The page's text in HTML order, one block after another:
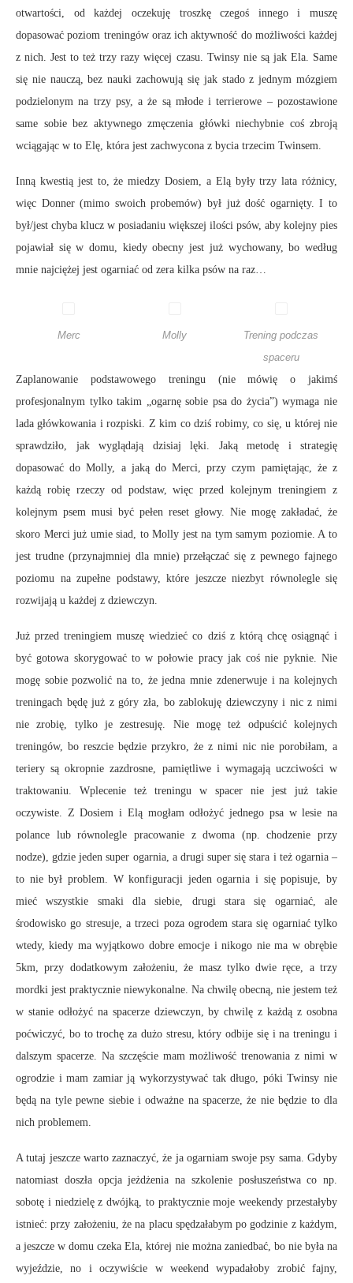
otwartości, od każdej oczekuję troszkę czegoś innego i muszę
dopasować poziom treningów oraz ich aktywność do możliwości każdej
z nich. Jest to też trzy razy więcej czasu. Twinsy nie są jak Ela. Same
się nie nauczą, bez nauki zachowują się jak stado z jednym mózgiem
podzielonym na trzy psy, a że są młode i terrierowe – pozostawione
same sobie bez aktywnego zmęczenia główki niechybnie coś zbroją
wciągając w to Elę, która jest zachwycona z bycia trzecim Twinsem.
Inną kwestią jest to, że miedzy Dosiem, a Elą były trzy lata różnicy,
więc Donner (mimo swoich probemów) był już dość ogarnięty. I to
był/jest chyba klucz w posiadaniu większej ilości psów, aby kolejny pies
pojawiał się w domu, kiedy obecny jest już wychowany, bo według
mnie najciężej jest ogarniać od zera kilka psów na raz…
Merc Molly
Trening podczas
spaceru
Zaplanowanie podstawowego treningu (nie mówię o jakimś
profesjonalnym tylko takim „ogarnę sobie psa do życia”) wymaga nie
lada główkowania i rozpiski. Z kim co dziś robimy, co się, u której nie
sprawdziło, jak wyglądają dzisiaj lęki. Jaką metodę i strategię
dopasować do Molly, a jaką do Merci, przy czym pamiętając, że z
każdą robię rzeczy od podstaw, więc przed kolejnym treningiem z
kolejnym psem musi być pełen reset głowy. Nie mogę zakładać, że
skoro Merci już umie siad, to Molly jest na tym samym poziomie. A to
jest trudne (przynajmniej dla mnie) przełączać się z pewnego fajnego
poziomu na zupełne podstawy, które jeszcze niezbyt równolegle się
rozwijają u każdej z dziewczyn.
Już przed treningiem muszę wiedzieć co dziś z którą chcę osiągnąć i
być gotowa skorygować to w połowie pracy jak coś nie pyknie. Nie
mogę sobie pozwolić na to, że jedna mnie zdenerwuje i na kolejnych
treningach będę już z góry zła, bo zablokuję dziewczyny i nic z nimi
nie zrobię, tylko je zestresuję. Nie mogę też odpuścić kolejnych
treningów, bo reszcie będzie przykro, że z nimi nic nie porobiłam, a
teriery są okropnie zazdrosne, pamiętliwe i wymagają uczciwości w
traktowaniu. Wplecenie też treningu w spacer nie jest już takie
oczywiste. Z Dosiem i Elą mogłam odłożyć jednego psa w lesie na
polance lub równolegle pracowanie z dwoma (np. chodzenie przy
nodze), gdzie jeden super ogarnia, a drugi super się stara i też ogarnia –
to nie był problem. W konfiguracji jeden ogarnia i się popisuje, by
mieć wszystkie smaki dla siebie, drugi stara się ogarniać, ale
środowisko go stresuje, a trzeci poza ogrodem stara się ogarniać tylko
wtedy, kiedy ma wyjątkowo dobre emocje i nikogo nie ma w obrębie
5km, przy dodatkowym założeniu, że masz tylko dwie ręce, a trzy
mordki jest praktycznie niewykonalne. Na chwilę obecną, nie jestem też
w stanie odłożyć na spacerze dziewczyn, by chwilę z każdą z osobna
poćwiczyć, bo to trochę za dużo stresu, który odbije się i na treningu i
dalszym spacerze. Na szczęście mam możliwość trenowania z nimi w
ogrodzie i mam zamiar ją wykorzystywać tak długo, póki Twinsy nie
będą na tyle pewne siebie i odważne na spacerze, że nie będzie to dla
nich problemem.
A tutaj jeszcze warto zaznaczyć, że ja ogarniam swoje psy sama. Gdyby
natomiast doszła opcja jeżdżenia na szkolenie posłuszeństwa co np.
sobotę i niedzielę z dwójką, to praktycznie moje weekendy przestałyby
istnieć: przy założeniu, że na placu spędzałabym po godzinie z każdym,
a jeszcze w domu czeka Ela, której nie można zaniedbać, bo nie była na
wyjeździe, no i oczywiście w weekend wypadałoby zrobić fajny,